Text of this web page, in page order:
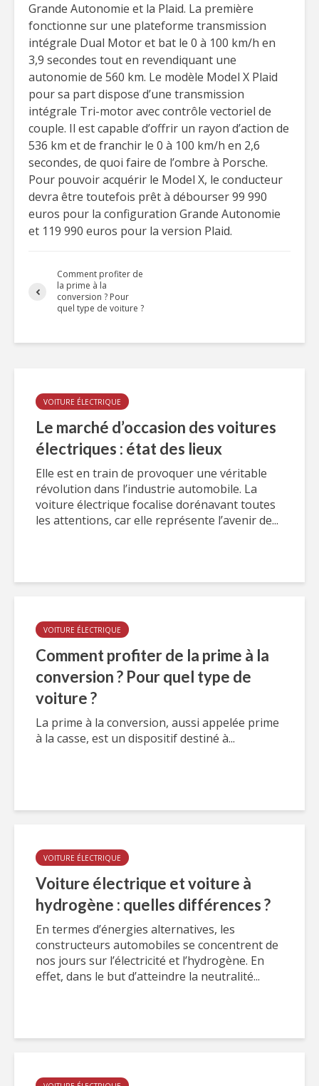
Grande Autonomie et la Plaid. La première
fonctionne sur une plateforme transmission
intégrale Dual Motor et bat le 0 à 100 km/h en
3,9 secondes tout en revendiquant une
autonomie de 560 km. Le modèle Model X Plaid
pour sa part dispose d’une transmission
intégrale Tri-motor avec contrôle vectoriel de
couple. Il est capable d’offrir un rayon d’action de
536 km et de franchir le 0 à 100 km/h en 2,6
secondes, de quoi faire de l’ombre à Porsche.
Pour pouvoir acquérir le Model X, le conducteur
devra être toutefois prêt à débourser 99 990
euros pour la configuration Grande Autonomie
et 119 990 euros pour la version Plaid.
Comment profiter de
la prime à la
conversion ? Pour
quel type de voiture ?
VOITURE ÉLECTRIQUE
Le marché d’occasion des voitures
électriques : état des lieux
Elle est en train de provoquer une véritable
révolution dans l’industrie automobile. La
voiture électrique focalise dorénavant toutes
les attentions, car elle représente l’avenir de...
VOITURE ÉLECTRIQUE
Comment profiter de la prime à la
conversion ? Pour quel type de
voiture ?
La prime à la conversion, aussi appelée prime
à la casse, est un dispositif destiné à...
VOITURE ÉLECTRIQUE
Voiture électrique et voiture à
hydrogène : quelles différences ?
En termes d’énergies alternatives, les
constructeurs automobiles se concentrent de
nos jours sur l’électricité et l’hydrogène. En
effet, dans le but d’atteindre la neutralité...